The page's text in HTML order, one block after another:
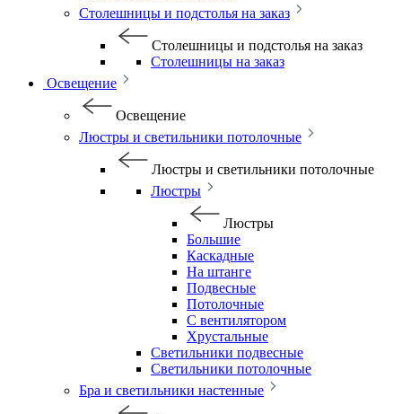
Столешницы и подстолья на заказ
Столешницы и подстолья на заказ
Столешницы на заказ
Освещение
Освещение
Люстры и светильники потолочные
Люстры и светильники потолочные
Люстры
Люстры
Большие
Каскадные
На штанге
Подвесные
Потолочные
С вентилятором
Хрустальные
Светильники подвесные
Светильники потолочные
Бра и светильники настенные